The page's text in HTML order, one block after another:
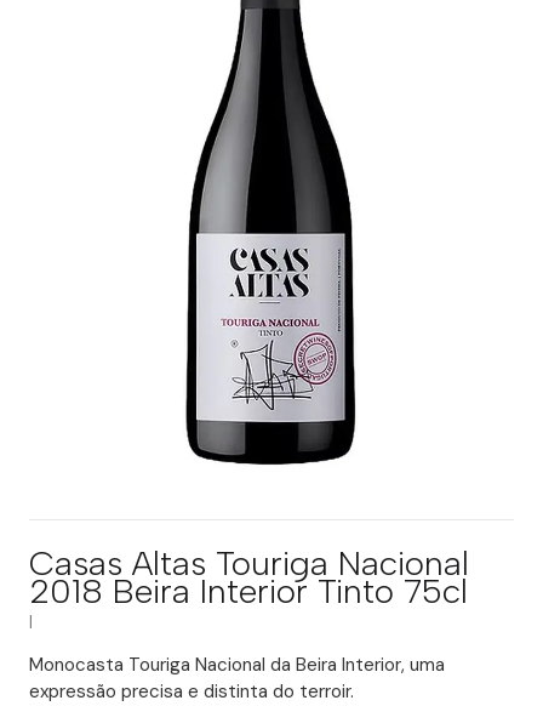
Casas Altas Touriga Nacional
2018 Beira Interior Tinto 75cl
Monocasta Touriga Nacional da Beira Interior, uma
expressão precisa e distinta do terroir.